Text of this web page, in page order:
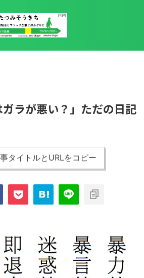
ガラが悪い？」ただの日記
タイトルとURLをコピー